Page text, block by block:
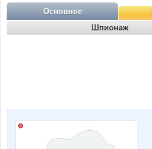
Основное
Шпионаж